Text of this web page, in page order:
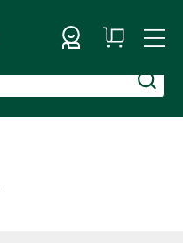
Logg inn
Handlekurv